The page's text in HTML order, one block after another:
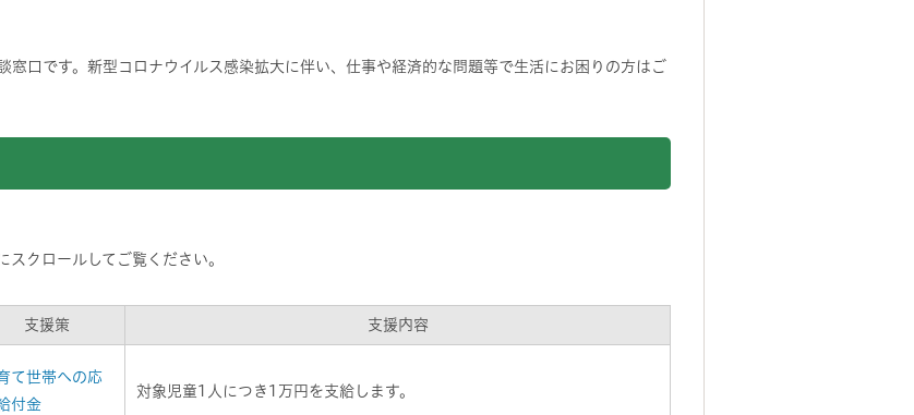
窓口です。新型コロナウイルス感染拡大に伴い、仕事や経済的な問題等で生活にお困りの方はご
クロールしてご覧ください。
支援策 支援内容
て世帯への応
付金
対象児童1人につき1万円を支給します。